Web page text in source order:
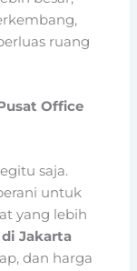
ruang
Office
saja.
untuk
yang lebih
Jakarta
dan harga